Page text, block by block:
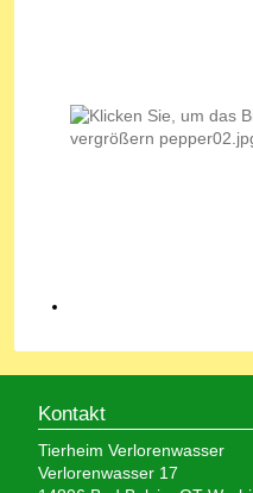
Kontakt
Tierheim Verlorenwasser
Verlorenwasser 17